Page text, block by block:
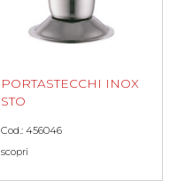
PORTASTECCHI INOX
STO
Cod.: 456046
scopri